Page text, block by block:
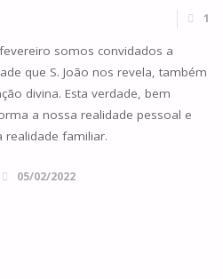
1
somos convidados a
que S. João nos revela, também
divina. Esta verdade, bem
a nossa realidade pessoal e
familiar.
05/02/2022